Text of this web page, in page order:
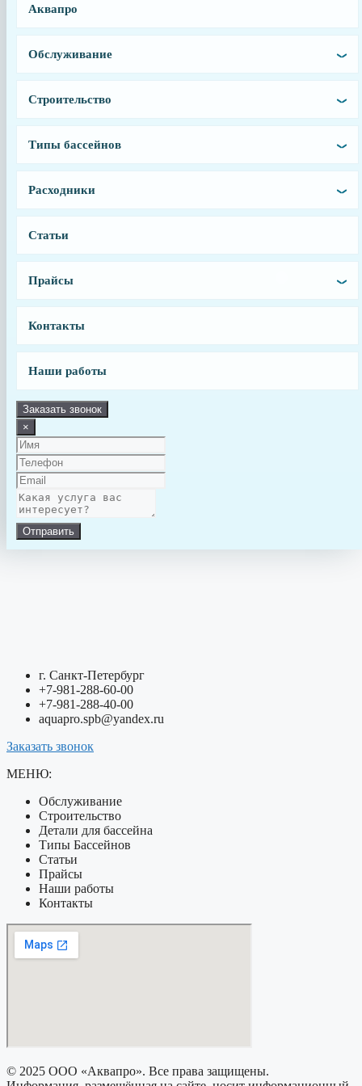
Аквапро
Обслуживание
Строительство
Типы бассейнов
Расходники
Статьи
Прайсы
Контакты
Наши работы
Заказать звонок
×
Отправить
4011020
Aquaviva
Страна производства
Тип запчасти
Условия доставки
г. Санкт-Петербург
+7-981-288-60-00
+7-981-288-40-00
aquapro.spb@yandex.ru
Заказать звонок
МЕНЮ:
Обслуживание
Строительство
Детали для бассейна
Типы Бассейнов
Статьи
Прайсы
Наши работы
Контакты
© 2025 ООО «Аквапро». Все права защищены.